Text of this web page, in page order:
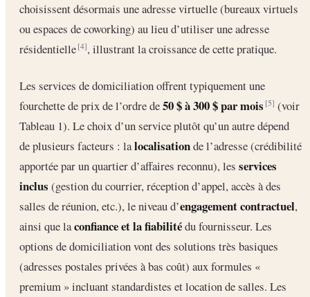
choisissent désormais une adresse virtuelle (bureaux virtuels
ou espaces de coworking) au lieu d’utiliser une adresse
résidentielle[4], illustrant la croissance de cette pratique.
Les services de domiciliation offrent typiquement une
fourchette de prix de l’ordre de50 $ à 300 $ par mois [5] (voir
Tableau 1). Le choix d’un service plutôt qu’un autre dépend
de plusieurs facteurs : lalocalisationde l’adresse (crédibilité
apportée par un quartier d’affaires reconnu), les services
inclus (gestion du courrier, réception d’appel, accès à des
salles de réunion, etc.), le niveau d’engagement contractuel,
ainsi que laconfiance et la fiabilitédu fournisseur. Les
options de domiciliation vont des solutions très basiques
(adresses postales privées à bas coût) aux formules «
premium » incluant standardistes et location de salles. Les